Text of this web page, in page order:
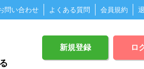
問い合わせ よくある質問 会員規約
新規登録 ロ